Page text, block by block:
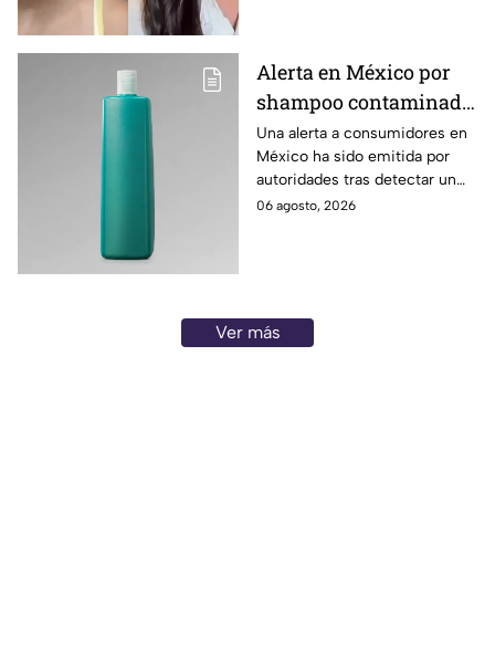
Alerta en México por
shampoo contaminado
con bacteria: Así lo
puedes detectar
Una alerta a consumidores en
México ha sido emitida por
autoridades tras detectar un
shampoo contaminado con
06 agosto, 2026
Ver más